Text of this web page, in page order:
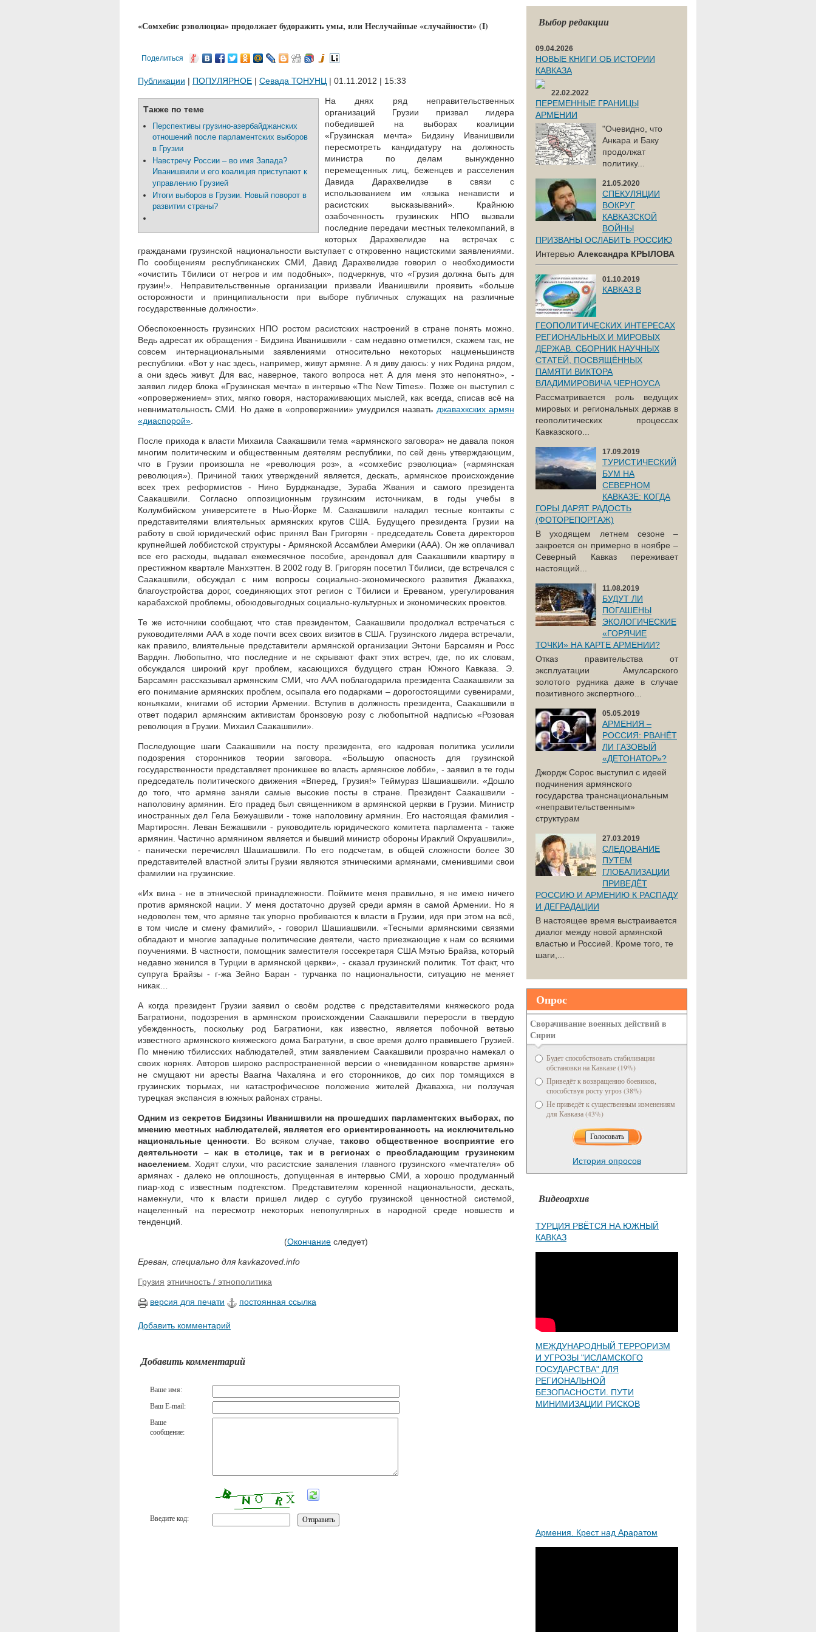
«Сомхебис рэволюциа» продолжает будоражить умы, или Неслучайные «случайности» (I)
Поделиться
Публикации | ПОПУЛЯРНОЕ | Севада ТОНУНЦ | 01.11.2012 | 15:33
Также по теме
Перспективы грузино-азербайджанских
отношений после парламентских выборов
в Грузии
Навстречу России – во имя Запада?
Иванишвили и его коалиция приступают к
управлению Грузией
Итоги выборов в Грузии. Новый поворот в
развитии страны?
На днях ряд неправительственных
организаций Грузии призвал лидера
победившей на выборах коалиции
«Грузинская мечта» Бидзину Иванишвили
пересмотреть кандидатуру на должность
министра по делам вынужденно
перемещенных лиц, беженцев и расселения
Давида Дарахвелидзе в связи с
использованием им «языка ненависти и
расистских высказываний». Крайнюю
озабоченность грузинских НПО вызвали
последние передачи местных телекомпаний, в
которых Дарахвелидзе на встречах с
гражданами грузинской национальности выступает с откровенно нацистскими заявлениями.
По сообщениям республиканских СМИ, Давид Дарахвелидзе говорил о необходимости
«очистить Тбилиси от негров и им подобных», подчеркнув, что «Грузия должна быть для
грузин!». Неправительственные организации призвали Иванишвили проявить «больше
осторожности и принципиальности при выборе публичных служащих на различные
государственные должности».
Обеспокоенность грузинских НПО ростом расистских настроений в стране понять можно.
Ведь адресат их обращения - Бидзина Иванишвили - сам недавно отметился, скажем так, не
совсем интернациональными заявлениями относительно некоторых нацменьшинств
республики. «Вот у нас здесь, например, живут армяне. А я диву даюсь: у них Родина рядом,
а они здесь живут. Для вас, наверное, такого вопроса нет. А для меня это непонятно», -
заявил лидер блока «Грузинская мечта» в интервью «The New Times». Позже он выступил с
«опровержением» этих, мягко говоря, настораживающих мыслей, как всегда, списав всё на
невнимательность СМИ. Но даже в «опровержении» умудрился назвать джавахкских армян
«диаспорой»
После прихода к власти Михаила Саакашвили тема «армянского заговора» не давала покоя
многим политическим и общественным деятелям республики, по сей день утверждающим,
что в Грузии произошла не «революция роз», а «сомхебис рэволюциа» («армянская
революция»). Причиной таких утверждений является, дескать, армянское происхождение
всех трех реформистов - Нино Бурджанадзе, Зураба Жвания и самого президента
Саакашвили. Согласно оппозиционным грузинским источникам, в годы учебы в
Колумбийском университете в Нью-Йорке М. Саакашвили наладил тесные контакты с
представителями влиятельных армянских кругов США. Будущего президента Грузии на
работу в свой юридический офис принял Ван Григорян - председатель Совета директоров
крупнейшей лоббистской структуры - Армянской Ассамблеи Америки (ААА). Он же оплачивал
все его расходы, выдавал ежемесячное пособие, арендовал для Саакашвили квартиру в
престижном квартале Манхэттен. В 2002 году В. Григорян посетил Тбилиси, где встречался с
Саакашвили, обсуждал с ним вопросы социально-экономического развития Джавахка,
благоустройства дорог, соединяющих этот регион с Тбилиси и Ереваном, урегулирования
карабахской проблемы, обоюдовыгодных социально-культурных и экономических проектов.
Те же источники сообщают, что став президентом, Саакашвили продолжал встречаться с
руководителями ААА в ходе почти всех своих визитов в США. Грузинского лидера встречали,
как правило, влиятельные представители армянской организации Энтони Барсамян и Росс
Вардян. Любопытно, что последние и не скрывают факт этих встреч, где, по их словам,
обсуждался широкий круг проблем, касающихся будущего стран Южного Кавказа. Э.
Барсамян рассказывал армянским СМИ, что ААА поблагодарила президента Саакашвили за
его понимание армянских проблем, осыпала его подарками – дорогостоящими сувенирами,
коньяками, книгами об истории Армении. Вступив в должность президента, Саакашвили в
ответ подарил армянским активистам бронзовую розу с любопытной надписью «Розовая
революция в Грузии. Михаил Саакашвили».
Последующие шаги Саакашвили на посту президента, его кадровая политика усилили
подозрения сторонников теории заговора. «Большую опасность для грузинской
государственности представляет проникшее во власть армянское лобби», - заявил в те годы
председатель политического движения «Вперед, Грузия!» Теймураз Шашиашвили. «Дошло
до того, что армяне заняли самые высокие посты в стране. Президент Саакашвили -
наполовину армянин. Его прадед был священником в армянской церкви в Грузии. Министр
иностранных дел Гела Бежуашвили - тоже наполовину армянин. Его настоящая фамилия -
Мартиросян. Леван Бежашвили - руководитель юридического комитета парламента - также
армянин. Частично армянином является и бывший министр обороны Ираклий Окруашвили»,
- панически перечислял Шашиашвили. По его подсчетам, в общей сложности более 30
представителей властной элиты Грузии являются этническими армянами, сменившими свои
фамилии на грузинские.
«Их вина - не в этнической принадлежности. Поймите меня правильно, я не имею ничего
против армянской нации. У меня достаточно друзей среди армян в самой Армении. Но я
недоволен тем, что армяне так упорно пробиваются к власти в Грузии, идя при этом на всё,
в том числе и смену фамилий», - говорил Шашиашвили. «Тесными армянскими связями
обладают и многие западные политические деятели, часто приезжающие к нам со всякими
поучениями. В частности, помощник заместителя госсекретаря США Мэтью Брайза, который
недавно женился в Турции в армянской церкви», - сказал грузинский политик. Тот факт, что
супруга Брайзы - г-жа Зейно Баран - турчанка по национальности, ситуацию не меняет
никак…
А когда президент Грузии заявил о своём родстве с представителями княжеского рода
Багратиони, подозрения в армянском происхождении Саакашвили переросли в твердую
убежденность, поскольку род Багратиони, как известно, является побочной ветвью
известного армянского княжеского дома Багратуни, в свое время долго правившего Грузией.
По мнению тбилисских наблюдателей, этим заявлением Саакашвили прозрачно намекал о
своих корнях. Авторов широко распространенной версии о «невиданном коварстве армян»
не смущают ни аресты Ваагна Чахаляна и его сторонников, до сих пор томящихся в
грузинских тюрьмах, ни катастрофическое положение жителей Джавахка, ни ползучая
турецкая экспансия в южных районах страны.
Одним из секретов Бидзины Иванишвили на прошедших парламентских выборах, по
мнению местных наблюдателей, является его ориентированность на исключительно
национальные ценности . Во всяком случае,таково общественное восприятие его
деятельности – как в столице, так и в регионах с преобладающим грузинским
населением . Ходят слухи, что расистские заявления главного грузинского «мечтателя» об
армянах - далеко не оплошность, допущенная в интервью СМИ, а хорошо продуманный
пиар-ход с известным подтекстом. Представителям коренной национальности, дескать,
намекнули, что к власти пришел лидер с сугубо грузинской ценностной системой,
нацеленный на пересмотр некоторых непопулярных в народной среде новшеств и
тенденций.
(Окончание следует)
Ереван, специально для kavkazoved.info
Грузия этничность / этнополитика
версия для печати постоянная ссылка
Добавить комментарий
Добавить комментарий
Ваше имя:
Ваш E-mail:
Ваше
сообщение:
Введите код:
Выбор редакции
09.04.2026
НОВЫЕ КНИГИ ОБ ИСТОРИИ
КАВКАЗА
22.02.2022
ПЕРЕМЕННЫЕ ГРАНИЦЫ
АРМЕНИИ
"Очевидно, что
Анкара и Баку
продолжат
политику...
21.05.2020
СПЕКУЛЯЦИИ
ВОКРУГ
КАВКАЗСКОЙ
ВОЙНЫ
ПРИЗВАНЫ ОСЛАБИТЬ РОССИЮ
Интервью Александра КРЫЛОВА
01.10.2019
КАВКАЗ В
ГЕОПОЛИТИЧЕСКИХ ИНТЕРЕСАХ
РЕГИОНАЛЬНЫХ И МИРОВЫХ
ДЕРЖАВ. СБОРНИК НАУЧНЫХ
СТАТЕЙ, ПОСВЯЩЁННЫХ
ПАМЯТИ ВИКТОРА
ВЛАДИМИРОВИЧА ЧЕРНОУСА
Рассматривается роль ведущих
мировых и региональных держав в
геополитических процессах
Кавказского...
17.09.2019
ТУРИСТИЧЕСКИЙ
БУМ НА
СЕВЕРНОМ
КАВКАЗЕ: КОГДА
ГОРЫ ДАРЯТ РАДОСТЬ
(ФОТОРЕПОРТАЖ)
В уходящем летнем сезоне –
закроется он примерно в ноябре –
Северный Кавказ переживает
настоящий...
11.08.2019
БУДУТ ЛИ
ПОГАШЕНЫ
ЭКОЛОГИЧЕСКИЕ
«ГОРЯЧИЕ
ТОЧКИ» НА КАРТЕ АРМЕНИИ?
Отказ правительства от
эксплуатации Амулсарского
золотого рудника даже в случае
позитивного экспертного...
05.05.2019
АРМЕНИЯ –
РОССИЯ: РВАНЁТ
ЛИ ГАЗОВЫЙ
«ДЕТОНАТОР»?
Джордж Сорос выступил с идеей
подчинения армянского
государства транснациональным
«неправительственным»
структурам
27.03.2019
СЛЕДОВАНИЕ
ПУТЕМ
ГЛОБАЛИЗАЦИИ
ПРИВЕДЁТ
РОССИЮ И АРМЕНИЮ К РАСПАДУ
И ДЕГРАДАЦИИ
В настоящее время выстраивается
диалог между новой армянской
властью и Россией. Кроме того, те
шаги,...
Опрос
Сворачивание военных действий в
Сирии
Будет способствовать стабилизации
обстановки на Кавказе (19%)
Приведёт к возвращению боевиков,
способствуя росту угроз (38%)
Не приведёт к существенным изменениям
для Кавказа (43%)
История опросов
Видеоархив
ТУРЦИЯ РВЁТСЯ НА ЮЖНЫЙ
КАВКАЗ
МЕЖДУНАРОДНЫЙ ТЕРРОРИЗМ
И УГРОЗЫ "ИСЛАМСКОГО
ГОСУДАРСТВА" ДЛЯ
РЕГИОНАЛЬНОЙ
БЕЗОПАСНОСТИ. ПУТИ
МИНИМИЗАЦИИ РИСКОВ
Армения. Крест над Араратом